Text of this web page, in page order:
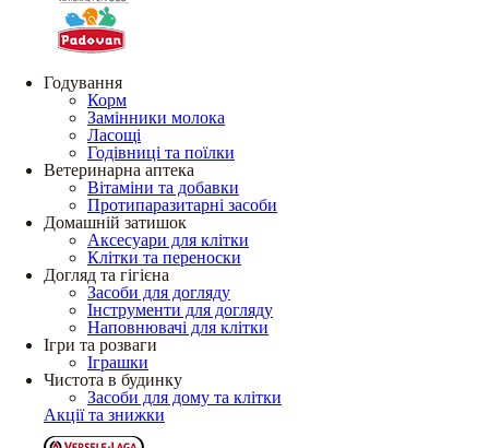
Годування
Корм
Замінники молока
Ласощі
Годівниці та поїлки
Ветеринарна аптека
Вітаміни та добавки
Протипаразитарні засоби
Домашній затишок
Аксесуари для клітки
Клітки та переноски
Догляд та гігієна
Засоби для догляду
Інструменти для догляду
Наповнювачі для клітки
Ігри та розваги
Іграшки
Чистота в будинку
Засоби для дому та клітки
Акції та знижки